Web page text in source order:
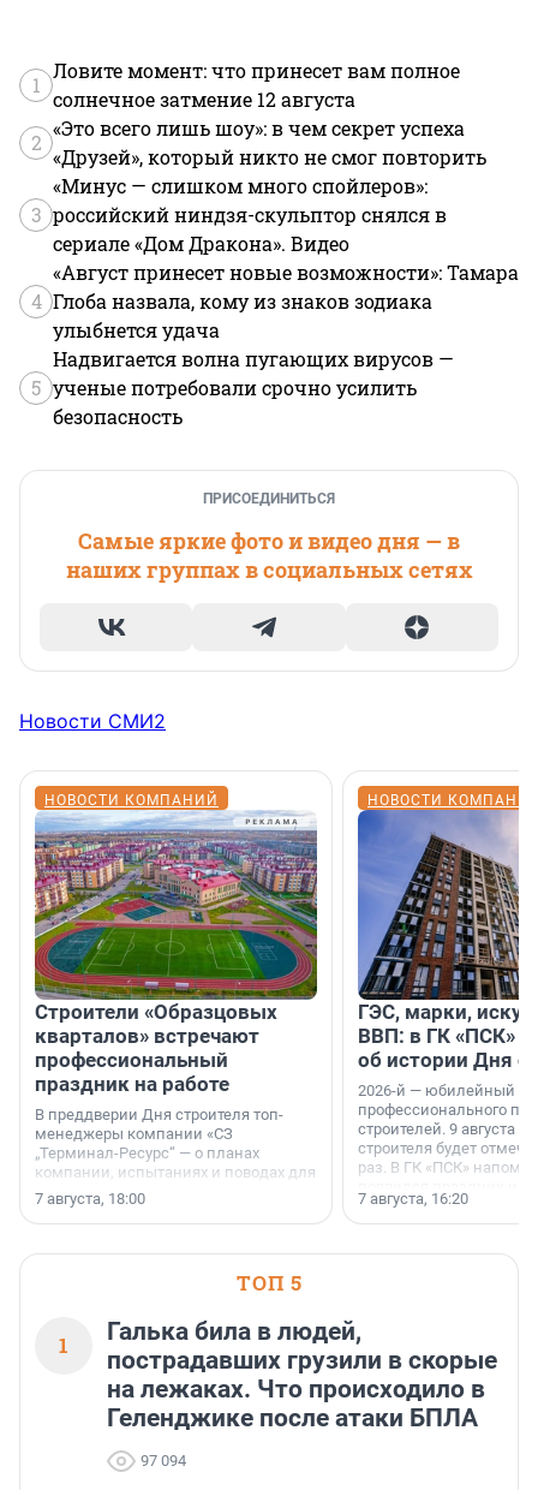
1
Ловите момент: что принесет вам полное
солнечное затмение 12 августа
2
«Это всего лишь шоу»: в чем секрет успеха
«Друзей», который никто не смог повторить
3
«Минус — слишком много спойлеров»:
российский ниндзя-скульптор снялся в
сериале «Дом Дракона». Видео
4
«Август принесет новые возможности»: Тамара
Глоба назвала, кому из знаков зодиака
улыбнется удача
5
Надвигается волна пугающих вирусов —
ученые потребовали срочно усилить
безопасность
ПРИСОЕДИНИТЬСЯ
Самые яркие фото и видео дня — в
наших группах в социальных сетях
Новости СМИ2
НОВОСТИ КОМПАНИЙ
Строители «Образцовых
кварталов» встречают
профессиональный
праздник на работе
В преддверии Дня строителя топ-
менеджеры компании «СЗ
„Терминал-Ресурс“ — о планах
компании, испытаниях и поводах для
осторожного оптимизма.
7 августа, 18:00
НОВОСТИ
ГЭС, марки,
ВВП: в ГК «ПСК»
об истории Дня
2026-й — юбилейный
профессионального
строителей. 9 августа
строителя будет
раз. В ГК «ПСК»
поменялась роль
7 августа, 16:20
ТОП 5
1
Галька била в людей,
пострадавших грузили в скорые
на лежаках. Что происходило в
Геленджике после атаки БПЛА
97 094